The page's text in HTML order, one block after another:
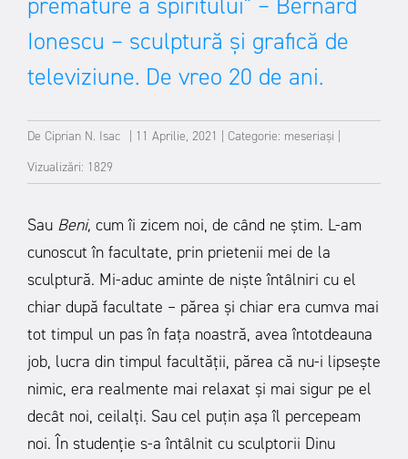
Ionescu – sculptură și grafică de
televiziune. De vreo 20 de ani.
De Ciprian N. Isac 11 Aprilie, 2021 Categorie: meseriași
Vizualizări: 1829
Sau Beni, cum îi zicem noi, de când ne știm. L-am
cunoscut în facultate, prin prietenii mei de la
sculptură. Mi-aduc aminte de niște întâlniri cu el
chiar după facultate – părea și chiar era cumva mai
tot timpul un pas în fața noastră, avea întotdeauna
job, lucra din timpul facultății, părea că nu-i lipsește
nimic, era realmente mai relaxat și mai sigur pe el
decât noi, ceilalți. Sau cel puțin așa îl percepeam
noi. În studenție s-a întâlnit cu sculptorii Dinu